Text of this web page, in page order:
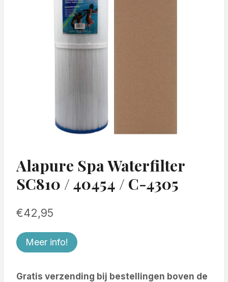
Alapure Spa Waterfilter
SC810 / 40454 / C-4305
€42,95
Meer info!
Gratis verzending bij bestellingen boven de